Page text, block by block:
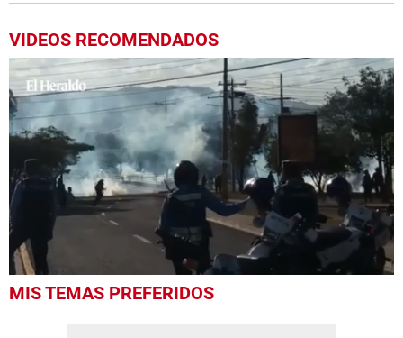
VIDEOS RECOMENDADOS
seconds
La UNAH realiza graduaciones en Tegucigalpa
01:01
MIS TEMAS PREFERIDOS